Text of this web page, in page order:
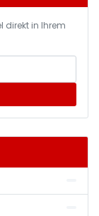
direkt in Ihrem